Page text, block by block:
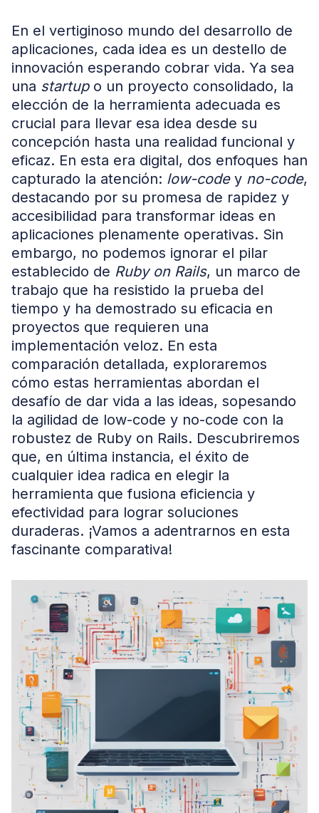
En el vertiginoso mundo del desarrollo de
aplicaciones, cada idea es un destello de
innovación esperando cobrar vida. Ya sea
una startupo un proyecto consolidado, la
elección de la herramienta adecuada es
crucial para llevar esa idea desde su
concepción hasta una realidad funcional y
eficaz. En esta era digital, dos enfoques han
capturado la atención: low-codey no-code,
destacando por su promesa de rapidez y
accesibilidad para transformar ideas en
aplicaciones plenamente operativas. Sin
embargo, no podemos ignorar el pilar
establecido de Ruby on Rails, un marco de
trabajo que ha resistido la prueba del
tiempo y ha demostrado su eficacia en
proyectos que requieren una
implementación veloz. En esta
comparación detallada, exploraremos
cómo estas herramientas abordan el
desafío de dar vida a las ideas, sopesando
la agilidad de low-code y no-code con la
robustez de Ruby on Rails. Descubriremos
que, en última instancia, el éxito de
cualquier idea radica en elegir la
herramienta que fusiona eficiencia y
efectividad para lograr soluciones
duraderas. ¡Vamos a adentrarnos en esta
fascinante comparativa!